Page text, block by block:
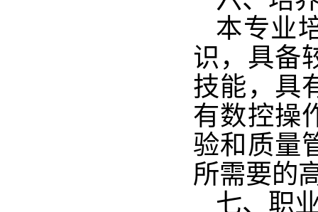
本专业
识，具备
技能，具
有数控操
验和质量
所需要的
七、职